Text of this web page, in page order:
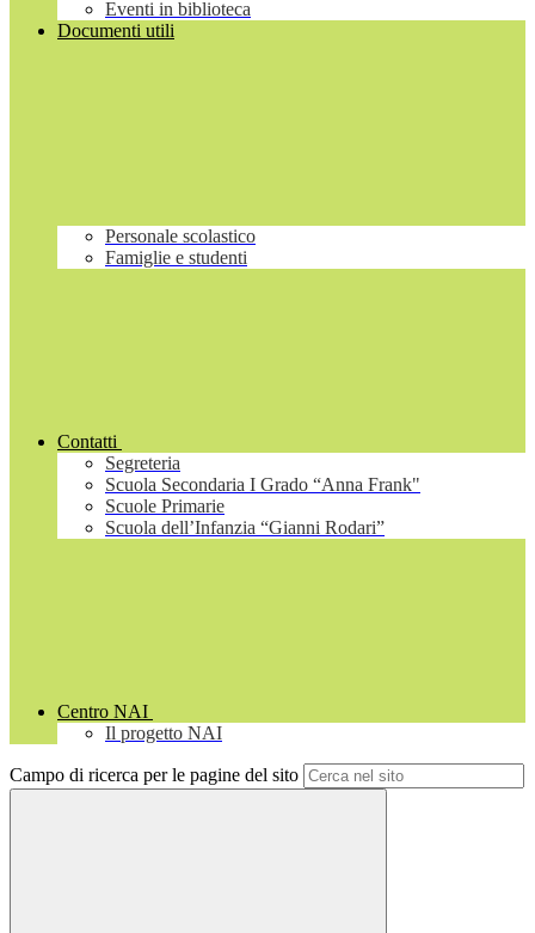
Eventi in biblioteca
Documenti utili
Personale scolastico
Famiglie e studenti
Contatti
Segreteria
Scuola Secondaria I Grado “Anna Frank"
Scuole Primarie
Scuola dell’Infanzia “Gianni Rodari”
Centro NAI
Il progetto NAI
Campo di ricerca per le pagine del sito